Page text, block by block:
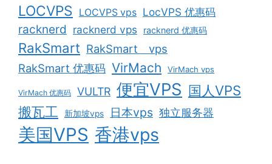
LOCVPS LOCVPS vps LocVPS 优惠码
racknerd racknerd vps racknerd 优惠码
RakSmart RakSmart vps
RakSmart 优惠码 VirMach VirMach vps
VirMach 优惠码 VULTR 便宜VPS 国人VPS
搬瓦工
新加坡vps 日本vps 独立服务器
美国VPS 香港vps